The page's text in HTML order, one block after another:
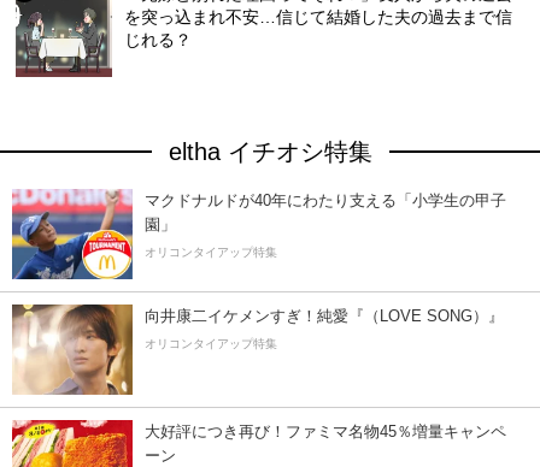
を突っ込まれ不安…信じて結婚した夫の過去まで信
じれる？
eltha イチオシ特集
マクドナルドが40年にわたり支える「小学生の甲子
園」
オリコンタイアップ特集
向井康二イケメンすぎ！純愛『（LOVE SONG）』
オリコンタイアップ特集
大好評につき再び！ファミマ名物45％増量キャンペ
ーン